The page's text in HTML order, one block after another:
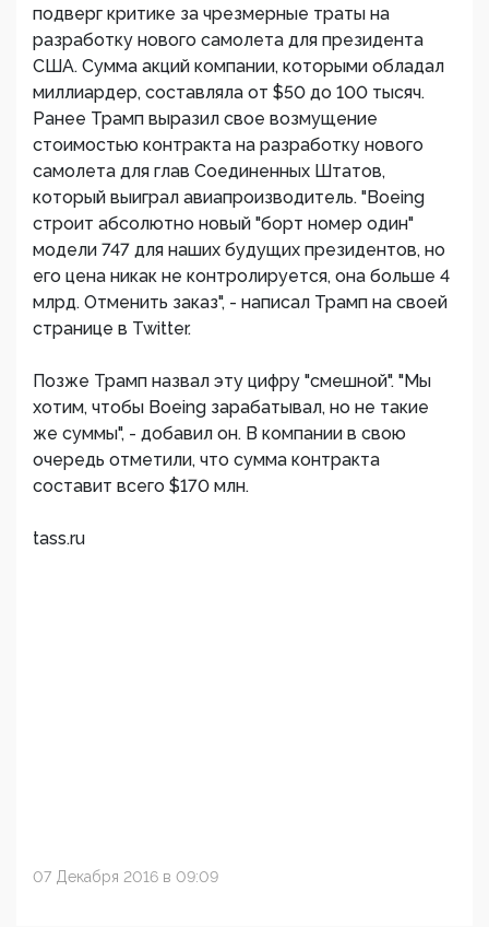
подверг критике за чрезмерные траты на
разработку нового самолета для президента
США. Сумма акций компании, которыми обладал
миллиардер, составляла от $50 до 100 тысяч.
Ранее Трамп выразил свое возмущение
стоимостью контракта на разработку нового
самолета для глав Соединенных Штатов,
который выиграл авиапроизводитель. "Boeing
строит абсолютно новый "борт номер один"
модели 747 для наших будущих президентов, но
его цена никак не контролируется, она больше 4
млрд. Отменить заказ", - написал Трамп на своей
странице в Twitter.
Позже Трамп назвал эту цифру "смешной". "Мы
хотим, чтобы Boeing зарабатывал, но не такие
же суммы", - добавил он. В компании в свою
очередь отметили, что сумма контракта
составит всего $170 млн.
tass.ru
07 Декабря 2016 в 09:09